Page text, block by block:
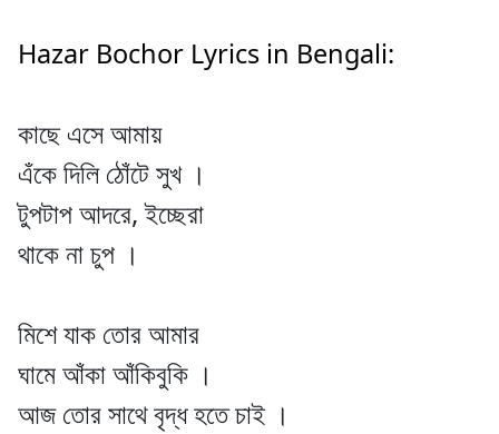
Hazar Bochor Lyrics in Bengali:
কাছে এসে আমায়
এঁকে দিলি ঠোঁটে সুখ ।
টুপটাপ আদরে, ইচ্ছেরা
থাকে না চুপ ।
মিশে যাক তোর আমার
ঘামে আঁকা আঁকিবুকি ।
আজ তোর সাথে বৃদ্ধ হতে চাই ।